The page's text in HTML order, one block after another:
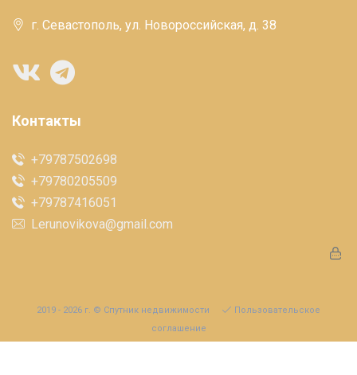
г. Севастополь, ул. Новороссийская, д. 38
Контакты
+79787502698
+79780205509
+79787416051
Lerunovikova@gmail.com
2019 - 2026 г. © Спутник недвижимости
Пользовательское
соглашение